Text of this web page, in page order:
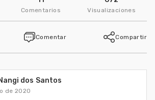
Comentarios Visualizaciones
Comentar Compartir
dos Santos
de 2020